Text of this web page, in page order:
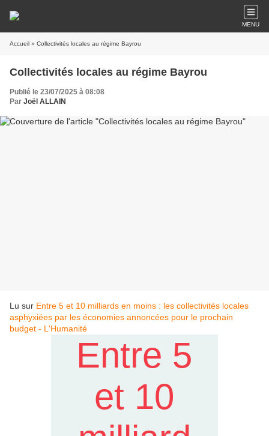
MENU
Accueil » Collectivités locales au régime Bayrou
Collectivités locales au régime Bayrou
Publié le 23/07/2025 à 08:08
Par Joël ALLAIN
Lu sur Entre 5 et 10 milliards en moins : les collectivités locales
asphyxiées par les économies annoncées pour le prochain
budget - L'Humanité
Entre 5
et 10